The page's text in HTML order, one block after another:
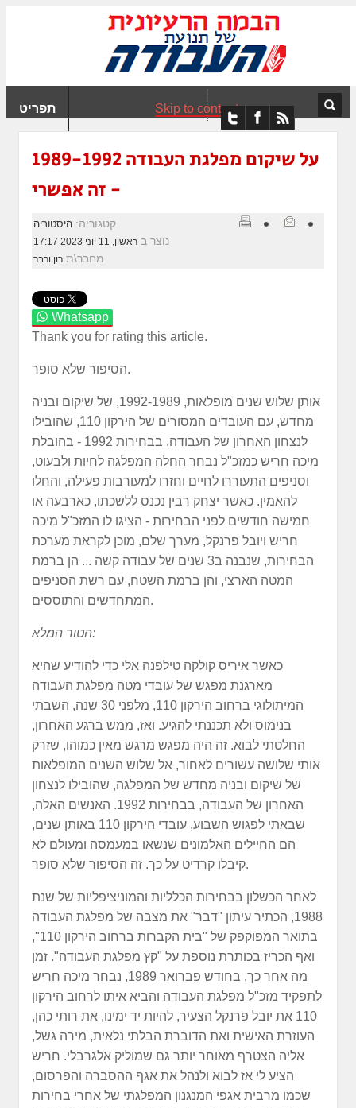
תפריט Skip to content
על שיקום מפלגת העבודה 1989-1992
- זה אפשרי
קטגוריה: היסטוריה
נוצר ב ראשון, 11 יוני 2023 17:17
מחבר\ת רון ורבר
Whatsapp
Thank you for rating this article.
הסיפור שלא סופר.
אותן שלוש שנים מופלאות, 1992-1989, של שיקום ובניה
מחדש, עם העובדים המסורים של הירקון 110, שהובילו
לנצחון האחרון של העבודה, בבחירות 1992 - בהובלת
מיכה חריש כמזכ"ל נבחר החלה המפלגה לחיות ולבעוט,
וסניפים התעוררו לחיים וחזרו למעורבות פעילה, והחלו
להאמין. כאשר יצחק רבין נכנס ללשכתו, כארבעה או
חמישה חודשים לפני הבחירות - הציגו לו המזכ"ל מיכה
חריש ויובל פרנקל, מערך שלם, מוכן לקראת מערכת
הבחירות, שנבנה ב3 שנים של עבודה קשה ... הן ברמת
המטה הארצי, והן ברמת השטח, עם רשת הסניפים
המתחדשים והתוססים.
הטור המלא:
כאשר איריס קולקה טילפנה אלי כדי להודיע שהיא
מארגנת מפגש של עובדי מטה מפלגת העבודה
המיתולוגי ברחוב הירקון 110, מלפני 30 שנה, השבתי
בנימוס ולא תכננתי להגיע. ואז, ממש ברגע האחרון,
החלטתי לבוא. זה היה מפגש מרגש מאין כמוהו, שזרק
אותי שלושה עשורים לאחור, אל שלוש השנים המופלאות
של שיקום ובניה מחדש של המפלגה, שהובילו לנצחון
האחרון של העבודה, בבחירות 1992. האנשים האלה,
שבאתי לפגוש השבוע, עובדי הירקון 110 באותן שנים,
הם החיילים האלמונים שנשאו במעמסה ומעולם לא
קיבלו קרדיט על כך. זה הסיפור שלא סופר.
לאחר הכשלון בבחירות הכלליות והמוניציפליות של שנת
1988, הכתיר עיתון "דבר" את מצבה של מפלגת העבודה
בתואר המפוקפק של "בית הקברות ברחוב הירקון 110",
ואף הכריז בכותרת נוספת על "קץ מפלגת העבודה". זמן
מה אחר כך, בחודש פברואר 1989, נבחר מיכה חריש
לתפקיד מזכ"ל מפלגת העבודה והביא איתו לרחוב הירקון
110 את יובל פרנקל הצעיר, להיות יד ימינו, את רותי כהן,
העוזרת האישית ואת הדוברת הבלתי נלאית, מירה גשל,
אליה הצטרף מאוחר יותר גם שמוליק אלגרבלי. חריש
הציע לי אז לבוא ולנהל את אגף ההסברה והפרסום,
שכמו מרבית אגפי המנגנון המפלגתי של אחרי בחירות